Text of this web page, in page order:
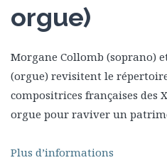
orgue)
Morgane Collomb (soprano)
(orgue) revisitent le
compositrices françaises des
orgue pour raviver un
Plus d’informations